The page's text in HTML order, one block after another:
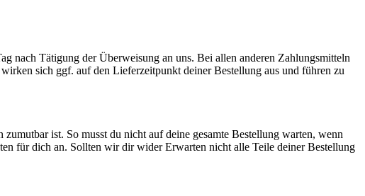
nach Tätigung der Überweisung an uns. Bei allen anderen Zahlungsmitteln
sich ggf. auf den Lieferzeitpunkt deiner Bestellung aus und führen zu
ist. So musst du nicht auf deine gesamte Bestellung warten, wenn
für dich an. Sollten wir dir wider Erwarten nicht alle Teile deiner Bestellung